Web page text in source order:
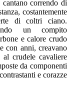
correndo di
costantemente
di coltri ciano.
un compito
e calore crudo
con anni, creavano
crudele cavaliere
da componenti
e corazze